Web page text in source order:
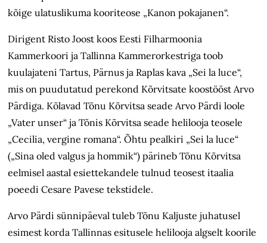
kõige ulatuslikuma kooriteose „Kanon pokajanen“.
Dirigent Risto Joost koos Eesti Filharmoonia
Kammerkoori ja Tallinna Kammerorkestriga toob
kuulajateni Tartus, Pärnus ja Raplas kava „Sei la luce“,
mis on puudutatud perekond Kõrvitsate koostööst Arvo
Pärdiga. Kõlavad Tõnu Kõrvitsa seade Arvo Pärdi loole
„Vater unser“ ja Tõnis Kõrvitsa seade helilooja teosele
„Cecilia, vergine romana“. Õhtu pealkiri „Sei la luce“
(„Sina oled valgus ja hommik“) pärineb Tõnu Kõrvitsa
eelmisel aastal esiettekandele tulnud teosest itaalia
poeedi Cesare Pavese tekstidele.
Arvo Pärdi sünnipäeval tuleb Tõnu Kaljuste juhatusel
esimest korda Tallinnas esitusele helilooja algselt koorile